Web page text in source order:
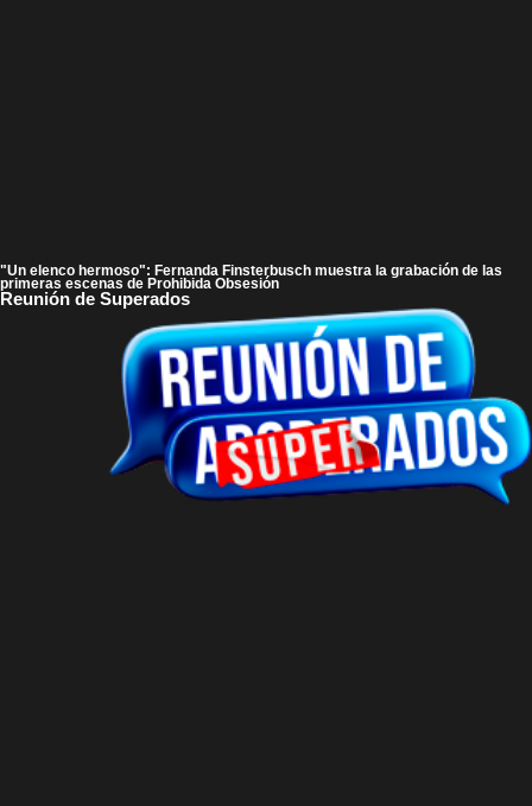
"Un elenco hermoso": Fernanda Finsterbusch muestra la grabación de las
primeras escenas de Prohibida Obsesión
Reunión de Superados